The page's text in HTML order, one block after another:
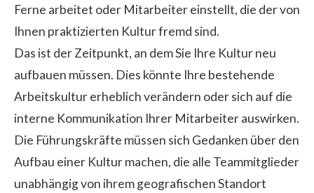
Ferne arbeitet oder Mitarbeiter einstellt, die der von
Ihnen praktizierten Kultur fremd sind.
Das ist der Zeitpunkt, an dem Sie Ihre Kultur neu
aufbauen müssen. Dies könnte Ihre bestehende
Arbeitskultur erheblich verändern oder sich auf die
interne Kommunikation Ihrer Mitarbeiter auswirken.
Die Führungskräfte müssen sich Gedanken über den
Aufbau einer Kultur machen, die alle Teammitglieder
unabhängig von ihrem geografischen Standort